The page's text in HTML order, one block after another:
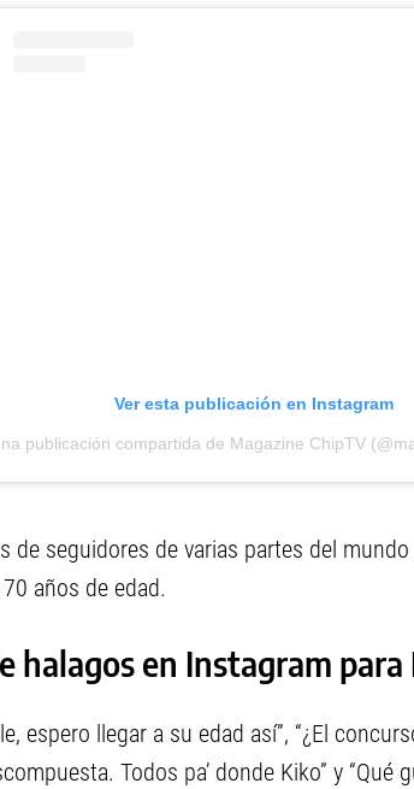
Ver esta publicación en Instagram
publicación compartida de Magazine ChipTV
de seguidores de varias partes del
años de edad.
halagos en Instagram
espero llegar a su edad así”, “¿El
Todos pa’ donde Kiko” y “Qué